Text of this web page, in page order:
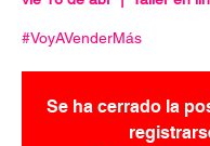
#VoyAVenderMás
Se ha cerrado la